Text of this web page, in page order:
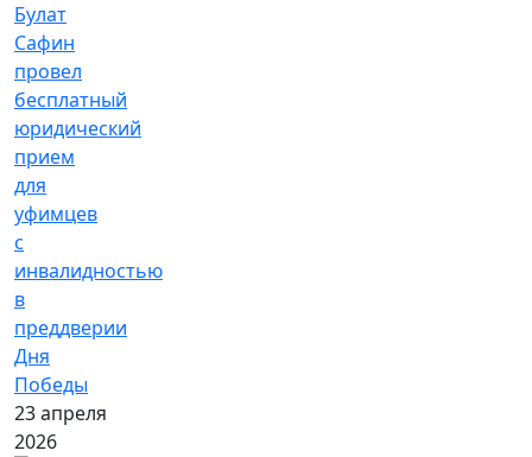
Булат
Сафин
провел
бесплатный
юридический
прием
для
уфимцев
с
инвалидностью
в
преддверии
Дня
Победы
23 апреля
2026